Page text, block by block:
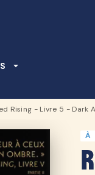
arrow_drop_down
Rising - Livre 5 - Dark
À